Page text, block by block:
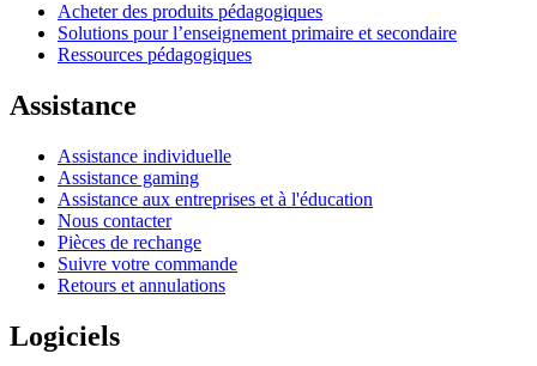
Acheter des produits pédagogiques
Solutions pour l’enseignement primaire et secondaire
Ressources pédagogiques
Assistance
Assistance individuelle
Assistance gaming
Assistance aux entreprises et à l'éducation
Nous contacter
Pièces de rechange
Suivre votre commande
Retours et annulations
Logiciels